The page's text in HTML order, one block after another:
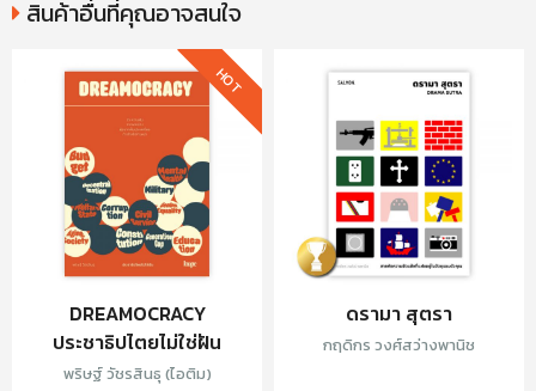
สินค้าอื่นที่คุณอาจสนใจ
DREAMOCRACY
ประชาธิปไตยไม่ใช่ฝัน
พริษฐ์ วัชรสินธุ (ไอติม)
HOT
ดรามา สุตรา
กฤดิกร วงศ์สว่างพานิช